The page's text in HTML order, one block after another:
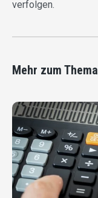
verfolgen.
Mehr zum Thema